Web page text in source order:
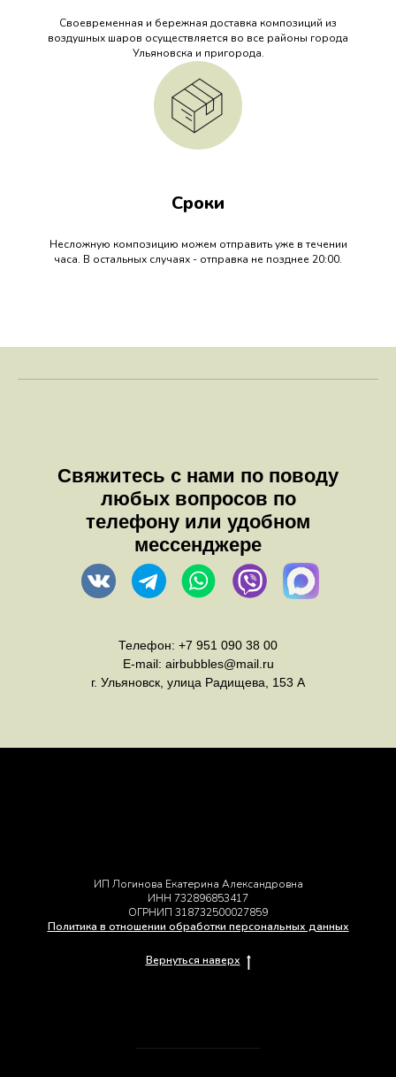
Своевременная и бережная доставка композиций из
воздушных шаров осуществляется во все районы города
Ульяновска и пригорода.
Сроки
Несложную композицию можем отправить уже в течении
часа. В остальных случаях - отправка не позднее 20:00.
Свяжитесь с нами по поводу
любых вопросов по
телефону или удобном
мессенджере
Телефон: +7 951 090 38 00
E-mail: airbubbles@mail.ru
г. Ульяновск, улица Радищева, 153 А
ИП Логинова Екатерина Александровна
ИНН 732896853417
ОГРНИП 318732500027859
Политика в отношении обработки персональных данных
Вернуться наверх